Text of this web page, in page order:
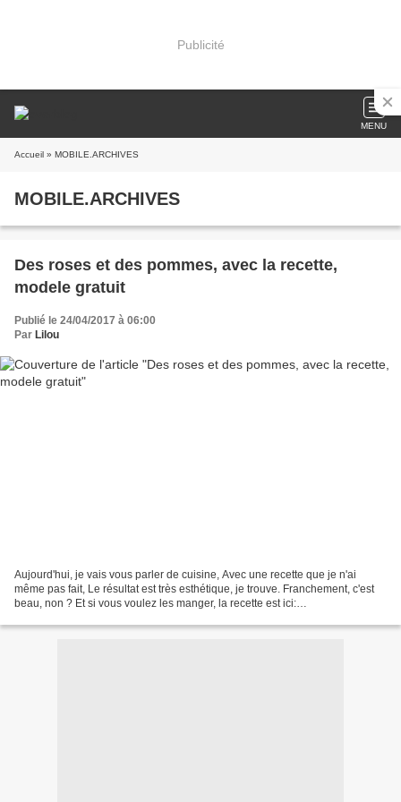
Publicité
MENU
Accueil » MOBILE.ARCHIVES
MOBILE.ARCHIVES
Des roses et des pommes, avec la recette,
modele gratuit
Publié le 24/04/2017 à 06:00
Par Lilou
Aujourd'hui, je vais vous parler de cuisine, Avec une recette que je n'ai
même pas fait, Le résultat est très esthétique, je trouve. Franchement, c'est
beau, non ? Et si vous voulez les manger, la recette est ici:
pommes_337146.aspx...